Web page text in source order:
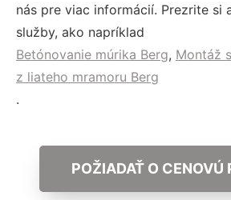
nás pre viac informácií. Prezrite si
služby, ako napríklad
Betónovanie múrika Berg, Montáž
z liateho mramoru Berg
.
POŽIADAŤ O CENOVÚ